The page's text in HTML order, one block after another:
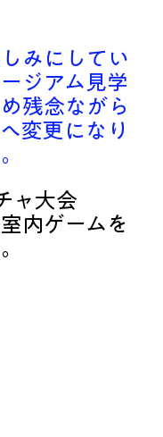
みにしてい
ジアム見学
残念ながら
変更になり
ャ大会
内ゲームを